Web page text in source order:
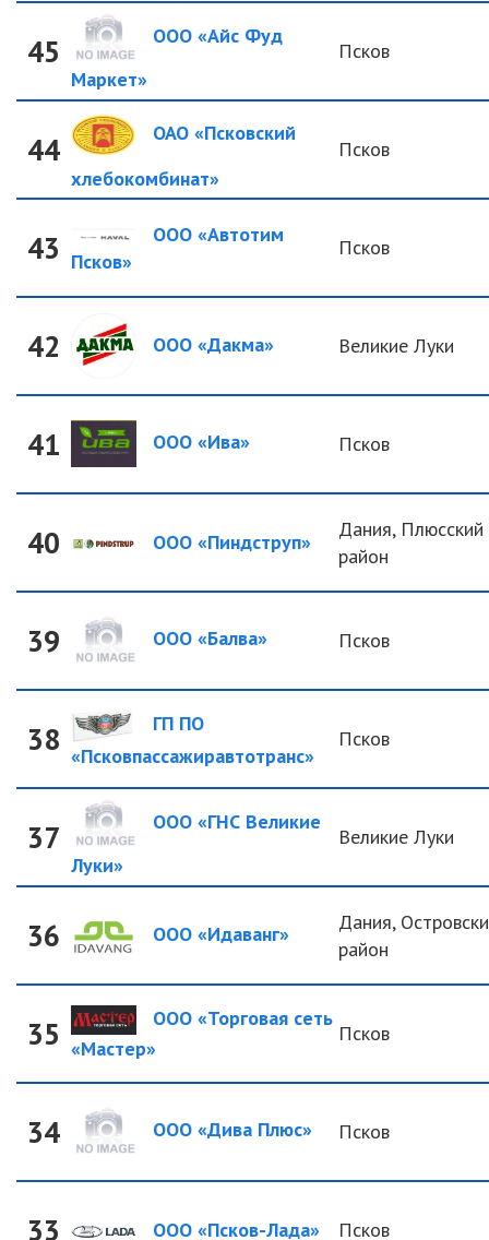
45
ООО «Айс Фуд
Маркет»
Псков
44
ОАО «Псковский
хлебокомбинат»
Псков
43
ООО «Автотим
Псков»
Псков
42 ООО «Дакма» Великие Луки
41 ООО «Ива» Псков
40 ООО «Пиндструп»
Дания, Плюсский
район
39 ООО «Балва» Псков
38
ГП ПО
«Псковпассажиравтотранс»
Псков
37
ООО «ГНС Великие
Луки»
Великие Луки
36 ООО «Идаванг»
Дания,
район
35
ООО «Торговая сеть
«Мастер»
Псков
34 ООО «Дива Плюс» Псков
33 ООО «Псков-Лада» Псков